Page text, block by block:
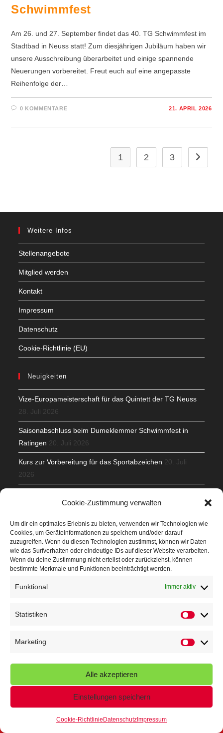
Cookie-Zustimmung verwalten
Um dir ein optimales Erlebnis zu bieten, verwenden wir Technologien wie
Cookies, um Geräteinformationen zu speichern und/oder darauf
zuzugreifen. Wenn du diesen Technologien zustimmst, können wir Daten
wie das Surfverhalten oder eindeutige IDs auf dieser Website verarbeiten.
Wenn du deine Zustimmung nicht erteilst oder zurückziehst, können
bestimmte Merkmale und Funktionen beeinträchtigt werden.
Funktional Immer aktiv
Statistiken
Marketing
Alle akzeptieren
Einstellungen speichern
Cookie-Richtlinie Datenschutz Impressum
Schwimmfest
Am 26. und 27. September findet das 40. TG Schwimmfest im
Stadtbad in Neuss statt! Zum diesjährigen Jubiläum haben wir
unsere Ausschreibung überarbeitet und einige spannende
Neuerungen vorbereitet. Freut euch auf eine angepasste
Reihenfolge der…
0 KOMMENTARE 21. APRIL 2026
1 2 3 Zur
Weitere Infos
Stellenangebote
Mitglied werden
Kontakt
Impressum
Datenschutz
Cookie-Richtlinie (EU)
Neuigkeiten
Vize-Europameisterschaft für das Quintett der TG Neuss
28. Juli 2026
Saisonabschluss beim Dumeklemmer Schwimmfest in
Ratingen 20. Juli 2026
Kurs zur Vorbereitung für das Sportabzeichen 20. Juli
2026
Veranstaltungen
Höffner Run
Kindersportfest